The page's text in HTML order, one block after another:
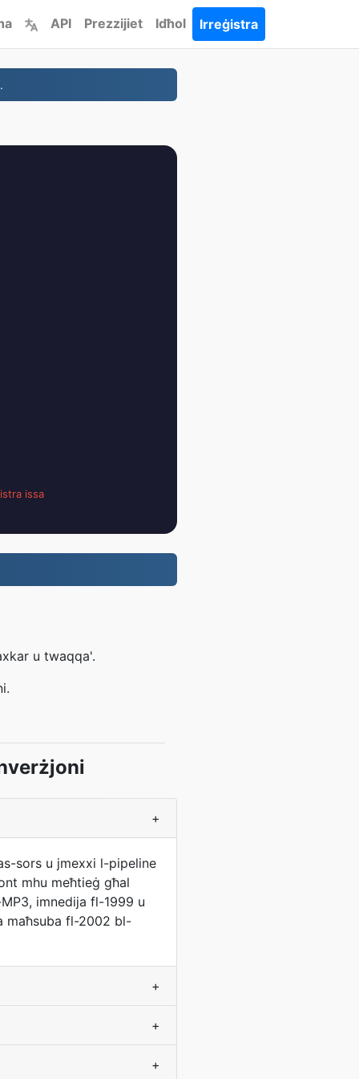
API Prezzijiet Idħol Irreġistra
issa
u twaqqa'.
+
sors u jmexxi l-pipeline
mhu meħtieġ għal
imnedija fl-1999 u
maħsuba fl-2002 bl-
+
+
+